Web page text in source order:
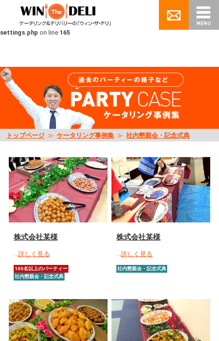
Warning: Undefined array key "scene_category" in
/home/pluse06/nagoya-
catering.jp/public_html/wp/wp-content/themes/winthedeli/inc/custom-
settings.php on line 165
トップページ ≫ケータリング事例集 ≫社内懇親会・記念式典
株式会社某様
詳しく見る
100名以上のパーティー
社内懇親会・記念式典
株式会社某様
…詳しく見る
社内懇親会・記念式典